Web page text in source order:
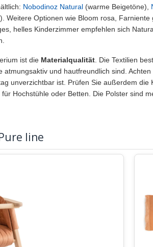
Nobodinoz Natural(warme Beigetöne),
Weitere Optionen wie Bloom rosa,
helles Kinderzimmer empfehlen sich
ist die Materialqualität. Die Textilien
atmungsaktiv und hautfreundlich sind.
unverzichtbar ist. Prüfen Sie außerdem
Hochstühle oder Betten. Die Polster sind
line